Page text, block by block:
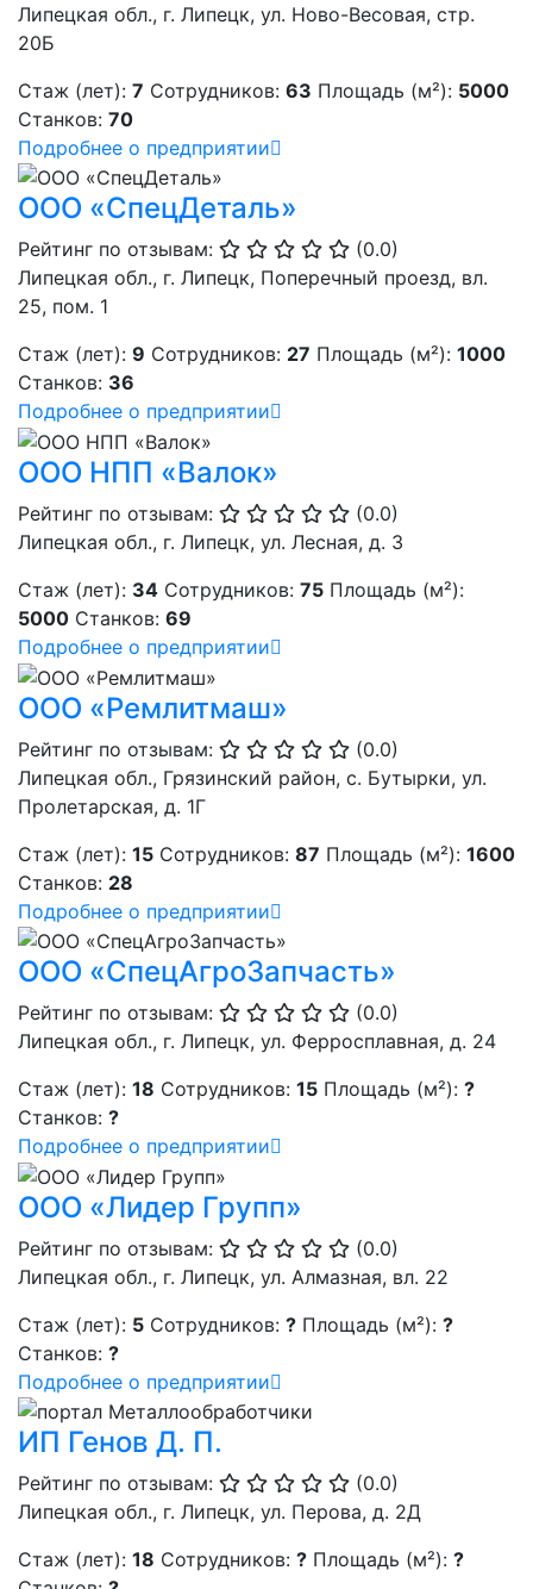
Липецкая обл., г. Липецк, ул. Ново-Весовая, стр.
20Б
Стаж (лет): 7 Сотрудников: 63 Площадь (м²): 5000
Станков: 70
Подробнее о предприятии
ООО «СпецДеталь»
Рейтинг по отзывам:
(0.0)
Липецкая обл., г. Липецк, Поперечный проезд, вл.
25, пом. 1
Стаж (лет): 9 Сотрудников: 27 Площадь (м²): 1000
Станков: 36
Подробнее о предприятии
ООО НПП «Валок»
Рейтинг по отзывам:
(0.0)
Липецкая обл., г. Липецк, ул. Лесная, д. 3
Стаж (лет): 34 Сотрудников: 75 Площадь (м²):
5000 Станков: 69
Подробнее о предприятии
ООО «Ремлитмаш»
Рейтинг по отзывам:
(0.0)
Липецкая обл., Грязинский район, с. Бутырки, ул.
Пролетарская, д. 1Г
Стаж (лет): 15 Сотрудников: 87 Площадь (м²): 1600
Станков: 28
Подробнее о предприятии
ООО «СпецАгроЗапчасть»
Рейтинг по отзывам:
(0.0)
Липецкая обл., г. Липецк, ул. Ферросплавная, д. 24
Стаж (лет): 18 Сотрудников: 15 Площадь (м²): ?
Станков: ?
Подробнее о предприятии
ООО «Лидер Групп»
Рейтинг по отзывам:
(0.0)
Липецкая обл., г. Липецк, ул. Алмазная, вл. 22
Стаж (лет): 5 Сотрудников: ? Площадь (м²): ?
Станков: ?
Подробнее о предприятии
ИП Генов Д. П.
Рейтинг по отзывам:
(0.0)
Липецкая обл., г. Липецк, ул. Перова, д. 2Д
Стаж (лет): 18 Сотрудников: ? Площадь (м²): ?